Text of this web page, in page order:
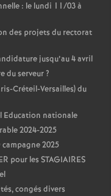
: le lundi 11/03 à
des projets du rectorat
jusqu’au 4 avril
du serveur?
Créteil-Versailles) du
Education nationale
2024-2025
2025
pour les STAGIAIRES
congés divers